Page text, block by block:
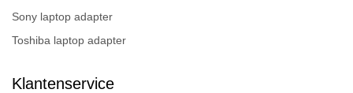
Sony laptop adapter
Toshiba laptop adapter
Klantenservice